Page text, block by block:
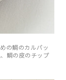
の鯛のカルパッ
鯛の皮のチップ